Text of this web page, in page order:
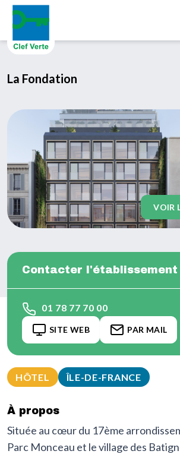
La Fondation
VOIR
HÔTEL ÎLE-DE-FRANCE
À propos
Située au cœur du 17ème
Parc Monceau et le village des
Contacter l'établissement
01 78 77 70 00
SITE WEB PAR MAIL